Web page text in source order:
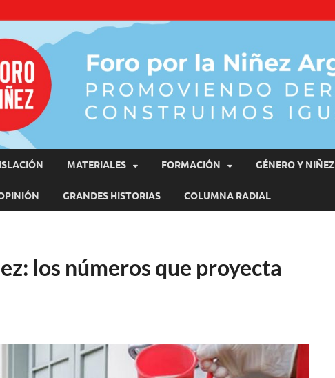
Promoviendo Derechos, Construimos Igualdad
MATERIALES FORMACIÓN GÉNERO Y NIÑEZ
GRANDES HISTORIAS COLUMNA RADIAL
los números que proyecta